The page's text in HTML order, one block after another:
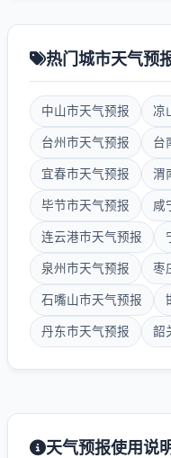
热门城市天气预
中山市天气预报 凉
台州市天气预报 台
宜春市天气预报 渭
毕节市天气预报 咸
连云港市天气预报
泉州市天气预报 枣
石嘴山市天气预报
丹东市天气预报 韶
天气预报使用说